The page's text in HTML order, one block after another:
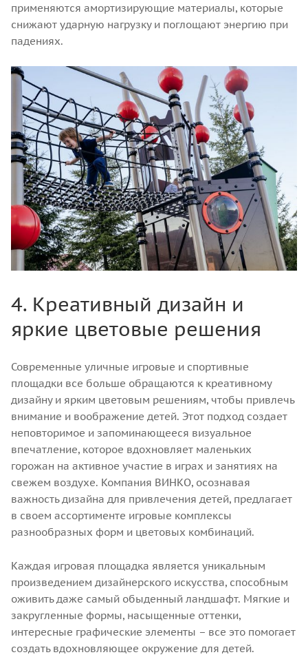
применяются амортизирующие материалы, которые
снижают ударную нагрузку и поглощают энергию при
падениях.
4. Креативный дизайн и
яркие цветовые решения
Современные уличные игровые и спортивные
площадки все больше обращаются к креативному
дизайну и ярким цветовым решениям, чтобы привлечь
внимание и воображение детей. Этот подход создает
неповторимое и запоминающееся визуальное
впечатление, которое вдохновляет маленьких
горожан на активное участие в играх и занятиях на
свежем воздухе. Компания ВИНКО, осознавая
важность дизайна для привлечения детей, предлагает
в своем ассортименте игровые комплексы
разнообразных форм и цветовых комбинаций.
Каждая игровая площадка является уникальным
произведением дизайнерского искусства, способным
оживить даже самый обыденный ландшафт. Мягкие и
закругленные формы, насыщенные оттенки,
интересные графические элементы – все это помогает
создать вдохновляющее окружение для детей.